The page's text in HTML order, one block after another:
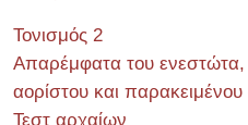
Τονισμός 2
Απαρέμφατα του ενεστώτα,
αορίστου και
Τεστ αρχαίων